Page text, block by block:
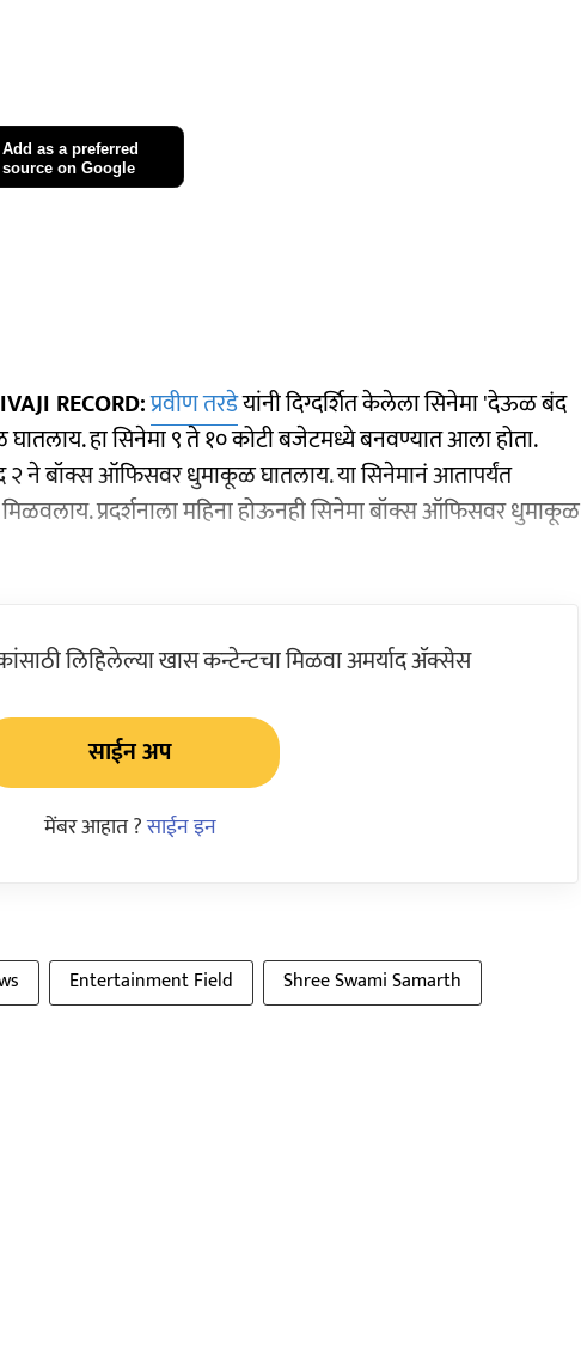
Add as a preferred
source on Google
RECORD:प्रवीण तरडेयांनी दिग्दर्शित केलेला सिनेमा 'देऊळ बंद
हा सिनेमा ९ ते १० कोटी बजेटमध्ये बनवण्यात आला होता.
२ ने बॉक्स ऑफिसवर धुमाकूळ घातलाय. या सिनेमानं आतापर्यंत
प्रदर्शनाला महिना होऊनही सिनेमा बॉक्स ऑफिसवर धुमाकूळ
लिहिलेल्या खास कन्टेन्टचा मिळवा अमर्याद ॲक्सेस
साईन अप
मेंबर आहात ?साईन इन
Entertainment Field
Shree Swami Samarth